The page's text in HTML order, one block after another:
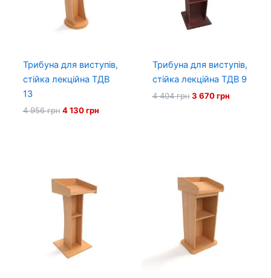
Трибуна для виступів,
стійка лекційна ТДВ
13
4 956грн Оригінальна
4 130грнПоточна
Трибуна для виступів,
стійка лекційна ТДВ 9
4 404грн Оригінальна
3 670грнПоточна